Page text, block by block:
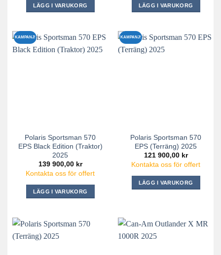
LÄGG I VARUKORG LÄGG I VARUKORG
KAMPANJ!
Polaris Sportsman 570
EPS Black Edition (Traktor)
2025
139 900,00 kr
Kontakta oss för offert
LÄGG I VARUKORG
KAMPANJ!
Polaris Sportsman 570
EPS (Terräng) 2025
121 900,00 kr
Kontakta oss för offert
LÄGG I VARUKORG